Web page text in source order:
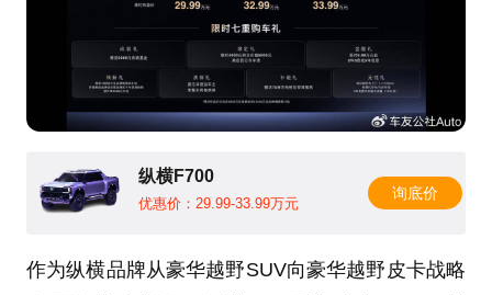
纵横F700
优惠价：29.99-33.99万元
询底价
作为纵横品牌从豪华越野SUV向豪华越野皮卡战略